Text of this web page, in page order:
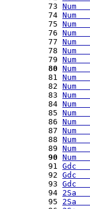
73 Num
74 Num
75 Num
76 Num
77 Num
78 Num
79 Num
80 Num
81 Num
82 Num
83 Num
84 Num
85 Num
86 Num
87 Num
88 Num
89 Num
90 Num
91 Gdc
92 Gdc
93 Gdc
94 2Sa
95 2Sa